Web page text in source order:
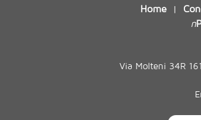
Home |
n
Via Molteni 34R